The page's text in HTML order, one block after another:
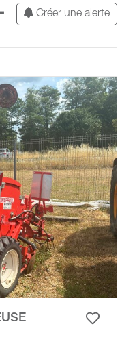
Créer une alerte